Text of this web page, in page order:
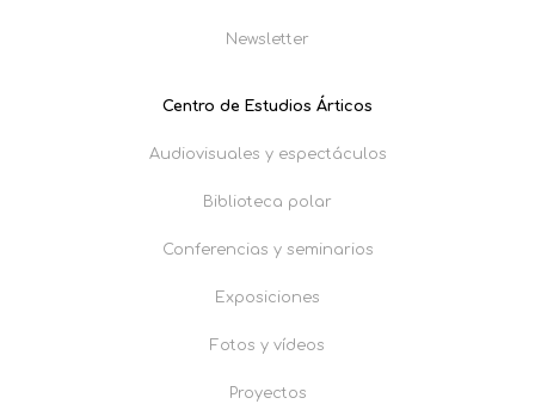
Newsletter
Centro de Estudios Árticos
Audiovisuales y espectáculos
Biblioteca polar
Conferencias y seminarios
Exposiciones
Fotos y vídeos
Proyectos